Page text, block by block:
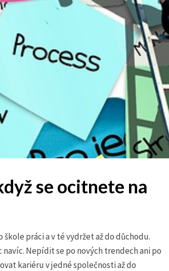
se ocitnete na
práci a v té vydržet až do důchodu.
Nepídit se po nových trendech ani po
kariéru v jedné společnosti až do